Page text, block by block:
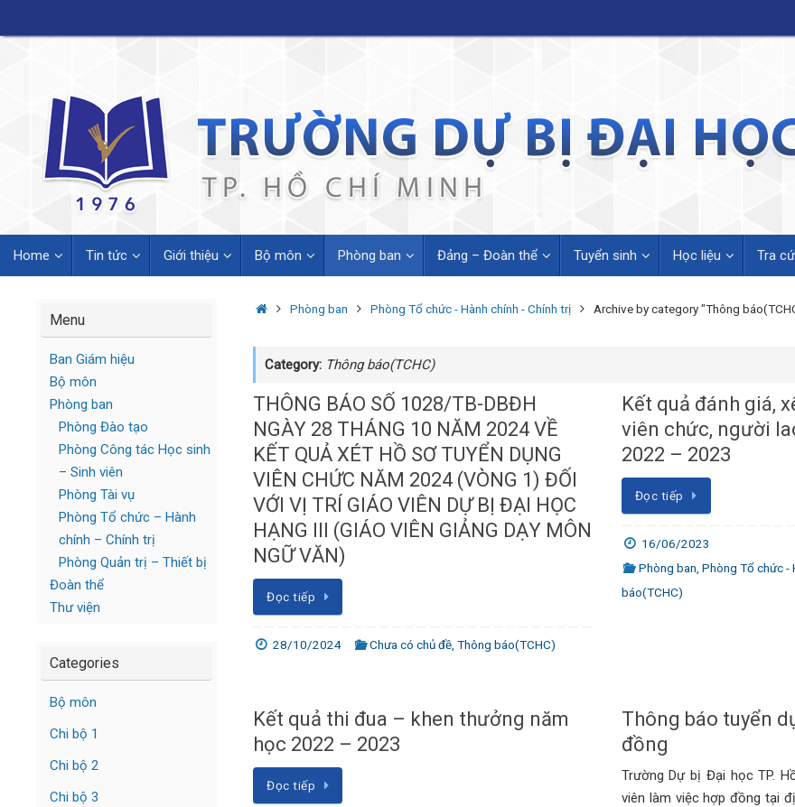
to
content
Home Tin tức Giới thiệu Bộ môn Phòng ban Đảng – Đoàn thể Tuyển sinh Học liệu Tra
HomePhòng ban Phòng Tổ chức - Hành chính - Chính trị Archive by category "Thông
Category: Thông báo(TCHC)
THÔNG BÁO SỐ 1028/TB-DBĐH
NGÀY 28 THÁNG 10 NĂM 2024 VỀ
KẾT QUẢ XÉT HỒ SƠ TUYỂN DỤNG
VIÊN CHỨC NĂM 2024 (VÒNG 1) ĐỐI
VỚI VỊ TRÍ GIÁO VIÊN DỰ BỊ ĐẠI HỌC
HẠNG III (GIÁO VIÊN GIẢNG DẠY MÔN
NGỮ VĂN)
Đọc tiếp
28/10/2024 Chưa có chủ đề ,Thông báo(TCHC)
Kết quả đánh giá,
viên chức, người
2022 – 2023
Đọc tiếp
16/06/2023
Phòng ban Phòng Tổ chức -
báo(TCHC)
Kết quả thi đua – khen thưởng năm
học 2022 – 2023
Đọc tiếp
Thông báo tuyển
đồng
Trường Dự bị Đại học TP.
viên làm việc hợp đồng tại
Menu
Ban Giám hiệu
Bộ môn
Phòng ban
Phòng Đào tạo
Phòng Công tác Học sinh
– Sinh viên
Phòng Tài vụ
Phòng Tổ chức – Hành
chính – Chính trị
Phòng Quản trị – Thiết bị
Đoàn thể
Thư viện
Categories
Bộ môn
Chi bộ 1
Chi bộ 2
Chi bộ 3